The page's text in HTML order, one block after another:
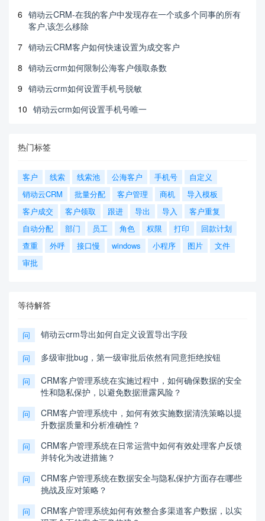
6 销动云CRM-在我的客户中发现存在一个或多个同事的所有
客户,该怎么移除
7 销动云CRM客户如何快速设置为成交客户
8 销动云crm如何限制公海客户领取条数
9 销动云crm如何设置手机号脱敏
10 销动云crm如何设置手机号唯一
热门标签
客户 线索 线索池 公海客户 手机号
自定义
销动云CRM
批量分配 客户管理 商机
导入模板
客户成交
客户领取 跟进 导出 导入
客户重复
自动分配
部门 员工 角色 权限 打印
回款计划
查重
外呼 接口慢 windows 小程序 图片
文件
审批
等待解答
问 销动云crm导出如何自定义设置导出字段
问 多级审批bug，第一级审批后依然有同意拒绝按钮
问
CRM客户管理系统在实施过程中，如何确保数据的安全
性和隐私保护，以避免数据泄露风险？
问
CRM客户管理系统中，如何有效实施数据清洗策略以提
升数据质量和分析准确性？
问
CRM客户管理系统在日常运营中如何有效处理客户反馈
并转化为改进措施？
问
CRM客户管理系统在数据安全与隐私保护方面存在哪些
挑战及应对策略？
问
CRM客户管理系统如何有效整合多渠道客户数据，以实